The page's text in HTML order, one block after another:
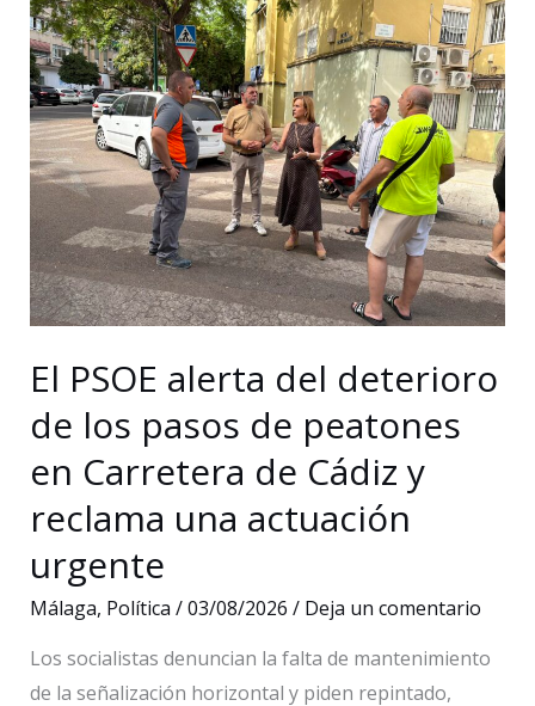
sobrecoste
de
850.000
euros
y
nuevos
retrasos
en
las
obras
del
paseo
de
Pedregalejo
El PSOE alerta del deterioro
de los pasos de peatones
en Carretera de Cádiz y
reclama una actuación
urgente
Málaga, Política /03/08/2026 / Deja un comentario
Los socialistas denuncian la falta de mantenimiento
de la señalización horizontal y piden repintado,